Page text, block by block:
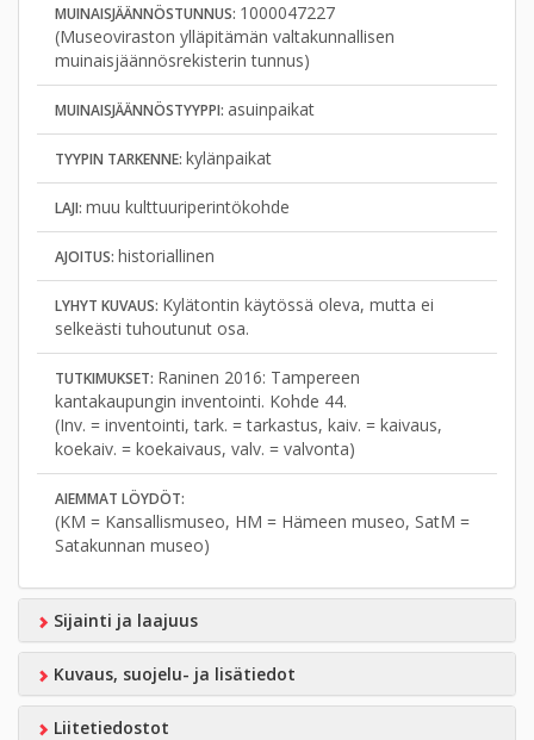
MUINAISJÄÄNNÖSTUNNUS: 1000047227
(Museoviraston ylläpitämän valtakunnallisen
muinaisjäännösrekisterin tunnus)
MUINAISJÄÄNNÖSTYYPPI: asuinpaikat
TYYPIN TARKENNE: kylänpaikat
LAJI: muu kulttuuriperintökohde
AJOITUS: historiallinen
LYHYT KUVAUS: Kylätontin käytössä oleva, mutta ei
selkeästi tuhoutunut osa.
TUTKIMUKSET: Raninen 2016: Tampereen
kantakaupungin inventointi. Kohde 44.
(Inv. = inventointi, tark. = tarkastus, kaiv. = kaivaus,
koekaiv. = koekaivaus, valv. = valvonta)
AIEMMAT LÖYDÖT:
(KM = Kansallismuseo, HM = Hämeen museo, SatM =
Satakunnan museo)
Sijainti ja laajuus
Kuvaus, suojelu- ja lisätiedot
Liitetiedostot